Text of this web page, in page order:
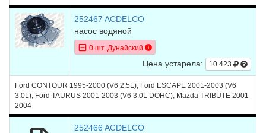
252467 ACDELCO
насос водяной
0 шт. Дунайский
Цена устарела: 10.423
Ford CONTOUR 1995-2000 (V6 2.5L); Ford ESCAPE 2001-2003 (V6
3.0L); Ford TAURUS 2001-2003 (V6 3.0L DOHC); Mazda TRIBUTE 2001-
2004
252466 ACDELCO